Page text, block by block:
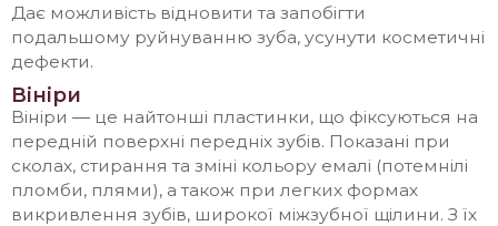
Дає можливість відновити та запобігти
подальшому руйнуванню зуба, усунути косметичні
дефекти.
Вініри
Вініри ― це найтонші пластинки, що фіксуються на
передній поверхні передніх зубів. Показані при
сколах, стирання та зміні кольору емалі (потемнілі
пломби, плями), а також при легких формах
викривлення зубів, широкої міжзубної щілини. З їх